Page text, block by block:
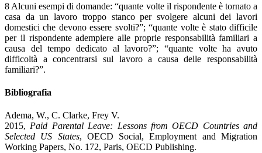
8 Alcuni esempi di domande: “quante volte il rispondente è tornato a
casa da un lavoro troppo stanco per svolgere alcuni dei lavori
domestici che devono essere svolti?”; “quante volte è stato difficile
per il rispondente adempiere alle proprie responsabilità familiari a
causa del tempo dedicato al lavoro?”; “quante volte ha avuto
difficoltà a concentrarsi sul lavoro a causa delle responsabilità
familiari?”.
Bibliografia
Adema, W., C. Clarke, Frey V.
2015, Paid Parental Leave: Lessons from OECD Countries and
Selected US States, OECD Social, Employment and Migration
Working Papers, No. 172, Paris, OECD Publishing.